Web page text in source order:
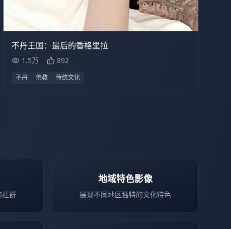
47:27
不丹王国：最后的香格里拉
1.5万 892
不丹 佛教 传统文化
社群
地域特色影像
展现不同地区独特的文化特色